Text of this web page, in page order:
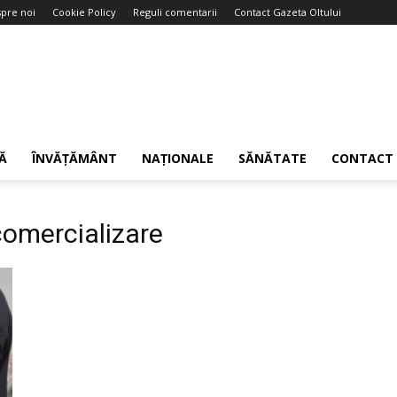
noi Cookie Policy Reguli comentarii Contact Gazeta Oltului
ÎNVĂȚĂMÂNT NAȚIONALE SĂNĂTATE CONTACT